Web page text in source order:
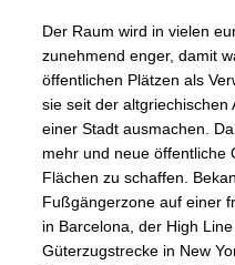
Der Raum wird in vielen
zunehmend enger, damit
öffentlichen Plätzen als
sie seit der altgriechischen
einer Stadt ausmachen.
mehr und neue öffentliche
Flächen zu schaffen.
Fußgängerzone auf einer
in Barcelona, der High
Güterzugstrecke in New